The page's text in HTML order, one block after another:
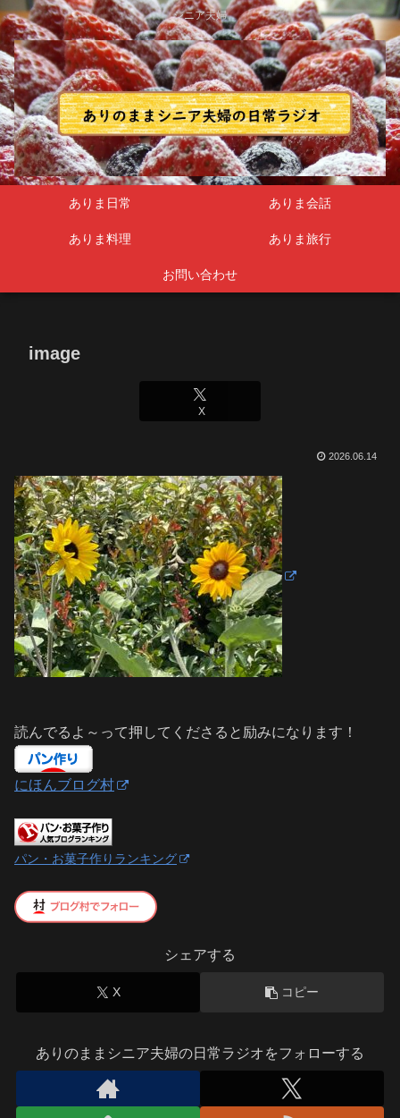
シニア夫婦
ありま日常 ありま会話
ありま料理 ありま旅行
お問い合わせ
image
X
2026.06.14
読んでるよ～って押してくださると励みになります！
にほんブログ村
パン・お菓子作りランキング
シェアする
X コピー
ありのままシニア夫婦の日常ラジオをフォローする